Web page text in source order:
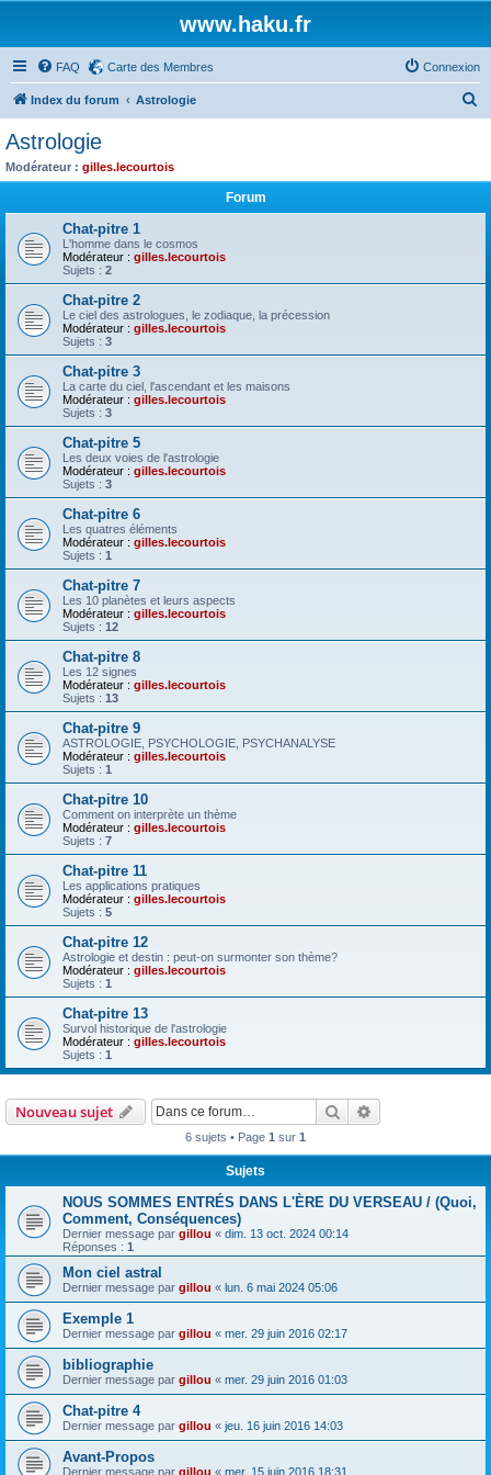
www.haku.fr
FAQ Carte des Membres Connexion
Index du forum Astrologie
h
Astrologie
Modérateur : gilles.lecourtois
Forum
Chat-pitre 1
L'homme dans le cosmos
Modérateur : gilles.lecourtois
Sujets : 2
Chat-pitre 2
Le ciel des astrologues, le zodiaque, la précession
Modérateur : gilles.lecourtois
Sujets : 3
Chat-pitre 3
La carte du ciel, l'ascendant et les maisons
Modérateur : gilles.lecourtois
Sujets : 3
Chat-pitre 5
Les deux voies de l'astrologie
Modérateur : gilles.lecourtois
Sujets : 3
Chat-pitre 6
Les quatres éléments
Modérateur : gilles.lecourtois
Sujets : 1
Chat-pitre 7
Les 10 planètes et leurs aspects
Modérateur : gilles.lecourtois
Sujets : 12
Chat-pitre 8
Les 12 signes
Modérateur : gilles.lecourtois
Sujets : 13
Chat-pitre 9
ASTROLOGIE, PSYCHOLOGIE, PSYCHANALYSE
Modérateur : gilles.lecourtois
Sujets : 1
Chat-pitre 10
Comment on interprète un thème
Modérateur : gilles.lecourtois
Sujets : 7
Chat-pitre 11
Les applications pratiques
Modérateur : gilles.lecourtois
Sujets : 5
Chat-pitre 12
Astrologie et destin : peut-on surmonter son thème?
Modérateur : gilles.lecourtois
Sujets : 1
Chat-pitre 13
Survol historique de l'astrologie
Modérateur : gilles.lecourtois
Sujets : 1
Nouveau sujet Rechercher
6 sujets • Page 1 sur 1
Sujets
NOUS SOMMES ENTRÉS DANS L'ÈRE DU VERSEAU / (Quoi,
Comment, Conséquences)
Dernier message par gillou « dim. 13 oct. 2024 00:14
Réponses : 1
Mon ciel astral
Dernier message par gillou « lun. 6 mai 2024 05:06
Exemple 1
Dernier message par gillou « mer. 29 juin 2016 02:17
bibliographie
Dernier message par gillou « mer. 29 juin 2016 01:03
Chat-pitre 4
Dernier message par gillou « jeu. 16 juin 2016 14:03
Avant-Propos
Dernier message par gillou « mer. 15 juin 2016 18:31